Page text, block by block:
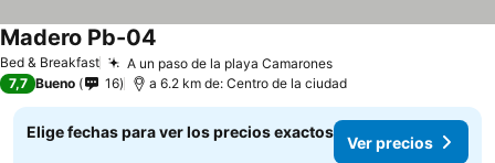
Bed & Breakfast A un paso de la playa CamaronesVer precios
Madero Pb-04
7,7 Bueno 16 a 6.2 km de: Centro de la ciudad
Elige fechas para ver los precios exactos
Ver precios